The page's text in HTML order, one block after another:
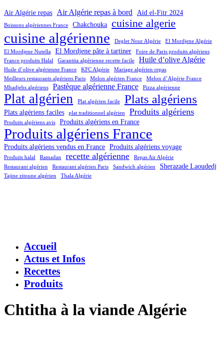
Air Algérie repas Air Algérie repas à bord Aïd el-Fitr 2024
Boissons algériennes France Chakchouka cuisine algerie
cuisine algérienne Deglet Nour Algérie
El Mordjene Algérie
El Mordjene Nutella
El Mordjene pâte à tartiner
Foire de Paris produits algériens
France produits Halal
Garantita algérienne recette facile Huile d’olive Algérie
Huile d’olive algérienne France KFC Algérie
Mariage algérien repas
Meilleurs restaurants algériens Paris
Melon algérien France
Melon d’Algérie France
Mhadjebs algériens
Pastèque algérienne France Pizza algérienne
Plat algérien Plat algérien facile Plats algériens
Plats algériens faciles plat traditionnel algérien Produits algériens
Produits algériens avis Produits algériens en France
Produits algériens France
Produits algériens vendus en France Produits algériens voyage
Produits halal Ramadan recette algérienne
Repas Air Algérie
Restaurant algérien
Restaurant algérien Paris Sandwich algérien Sherazade Laoudedj
Tajine zitoune algérien Thala Algérie
Accueil
Actus et Infos
Recettes
Produits
Chtitha à la viande Algérie